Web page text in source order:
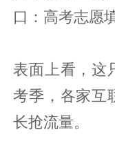
口：高考志愿
表面上看，这
考季，各家互
长抢流量。